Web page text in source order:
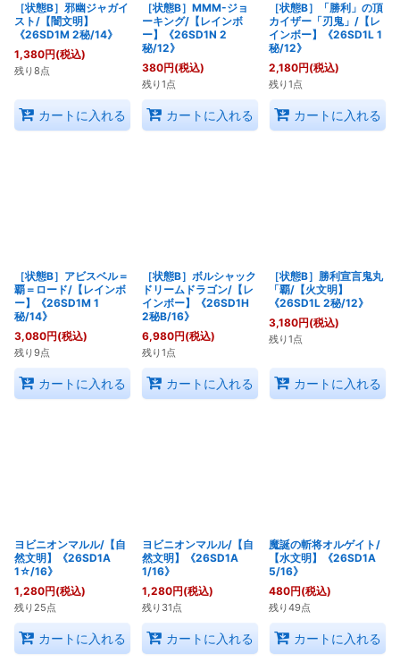
［状態B］邪幽ジャガイ
スト/【闇文明】
《26SD1M 2秘/14》
1,380円(税込)
残り8点
カートに入れる
［状態B］MMM-ジョ
ーキング/【レインボ
ー】《26SD1N 2
秘/12》
380円(税込)
残り1点
カートに入れる
［状態B］「勝利」の頂
カイザー「刃鬼」/【レ
インボー】《26SD1L 1
秘/12》
2,180円(税込)
残り1点
カートに入れる
［状態B］アビスベル＝
覇＝ロード/【レインボ
ー】《26SD1M 1
秘/14》
3,080円(税込)
残り9点
カートに入れる
［状態B］ボルシャック
ドリームドラゴン/【レ
インボー】《26SD1H
2秘B/16》
6,980円(税込)
残り1点
カートに入れる
［状態B］勝利宣言鬼丸
「覇/【火文明】
《26SD1L 2秘/12》
3,180円(税込)
残り1点
カートに入れる
ヨビニオンマルル/【自
然文明】《26SD1A
1☆/16》
1,280円(税込)
残り25点
カートに入れる
ヨビニオンマルル/【自
然文明】《26SD1A
1/16》
1,280円(税込)
残り31点
カートに入れる
魔誕の斬将オルゲイト/
【水文明】《26SD1A
5/16》
480円(税込)
残り49点
カートに入れる